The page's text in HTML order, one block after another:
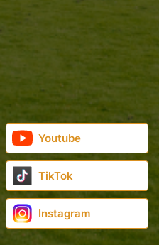
Youtube
TikTok
Instagram